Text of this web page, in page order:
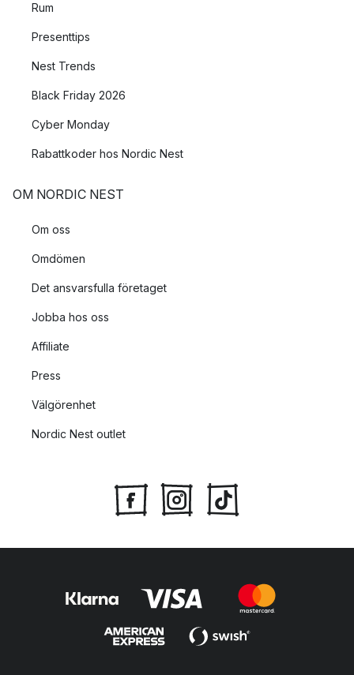
Rum
Presenttips
Nest Trends
Black Friday 2026
Cyber Monday
Rabattkoder hos Nordic Nest
OM NORDIC NEST
Om oss
Omdömen
Det ansvarsfulla företaget
Jobba hos oss
Affiliate
Press
Välgörenhet
Nordic Nest outlet